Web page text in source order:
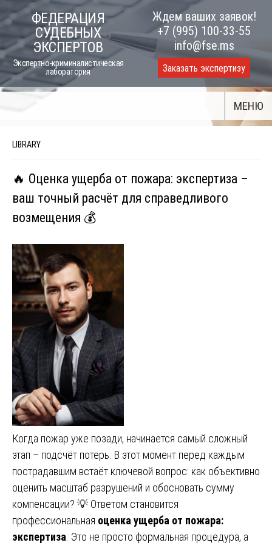
to
content
ФЕДЕРАЦИЯ
СУДЕБНЫХ
ЭКСПЕРТОВ
Экспертно-криминалистическая
лаборатория
Ждем ваших заявок!
+7 (995) 100-33-55
info@fse.ms
Заказать экспертизу
МЕНЮ
LIBRARY
🔥 Оценка ущерба от пожара: экспертиза –
ваш точный расчёт для справедливого
возмещения 💰
Когда пожар уже позади, начинается самый сложный
этап – подсчёт потерь. В этот момент перед каждым
пострадавшим встаёт ключевой вопрос: как объективно
оценить масштаб разрушений и обосновать сумму
компенсации? 💡 Ответом становится
профессиональная оценка ущерба от пожара:
экспертиза . Это не просто формальная процедура, а